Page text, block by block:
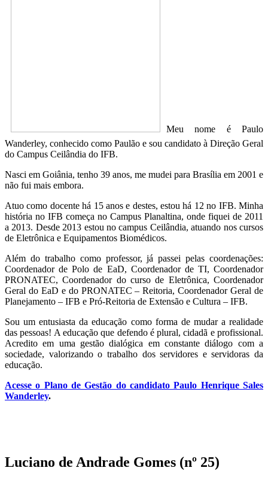
Meu nome é Paulo
Wanderley, conhecido como Paulão e sou candidato à Direção Geral
do Campus Ceilândia do IFB.
Nasci em Goiânia, tenho 39 anos, me mudei para Brasília em 2001 e
não fui mais embora.
Atuo como docente há 15 anos e destes, estou há 12 no IFB. Minha
história no IFB começa no Campus Planaltina, onde fiquei de 2011
a 2013. Desde 2013 estou no campus Ceilândia, atuando nos cursos
de Eletrônica e Equipamentos Biomédicos.
Além do trabalho como professor, já passei pelas coordenações:
Coordenador de Polo de EaD, Coordenador de TI, Coordenador
PRONATEC, Coordenador do curso de Eletrônica, Coordenador
Geral do EaD e do PRONATEC – Reitoria, Coordenador Geral de
Planejamento – IFB e Pró-Reitoria de Extensão e Cultura – IFB.
Sou um entusiasta da educação como forma de mudar a realidade
das pessoas! A educação que defendo é plural, cidadã e profissional.
Acredito em uma gestão dialógica em constante diálogo com a
sociedade, valorizando o trabalho dos servidores e servidoras da
educação.
Acesse o Plano de Gestão do candidato Paulo Henrique Sales
Wanderley.
Luciano de Andrade Gomes (nº 25)